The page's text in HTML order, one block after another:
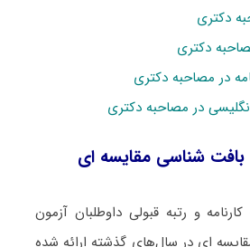
دکتری
دکتری
در مصاحبه دکتری
در مصاحبه دکتری
بافت شناسی مقایسه ای
و رتبه قبولی داوطلبان آزمون
ای در سال‌های گذشته ارائه شده